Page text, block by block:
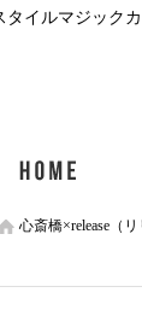
心斎橋×release（